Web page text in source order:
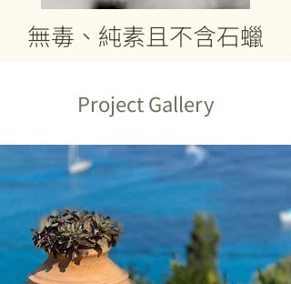
無毒、純素且不含石蠟
Project Gallery